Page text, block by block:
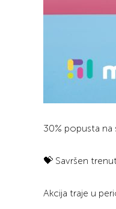
30% popusta na
💝 Savršen
Akcija traje u